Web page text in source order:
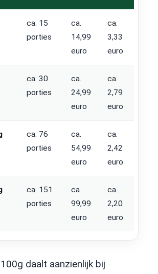
ca. 15
porties
ca.
14,99
euro
ca.
3,33
euro
ca. 30
porties
ca.
24,99
euro
ca.
2,79
euro
ca. 76
porties
ca.
54,99
euro
ca.
2,42
euro
ca. 151
porties
ca.
99,99
euro
ca.
2,20
euro
daalt aanzienlijk bij